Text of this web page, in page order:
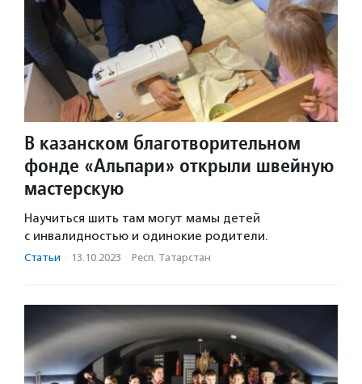
В казанском благотворительном
фонде «Альпари» открыли швейную
мастерскую
Научиться шить там могут мамы детей
с инвалидностью и одинокие родители.
Статьи · 13.10.2023 · Респ. Татарстан